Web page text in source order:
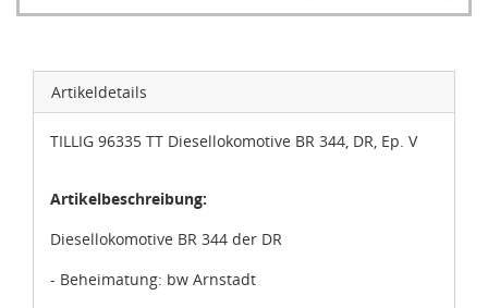
Artikeldetails
TILLIG 96335 TT Diesellokomotive BR 344, DR, Ep. V
Artikelbeschreibung:
Diesellokomotive BR 344 der DR
- Beheimatung: bw Arnstadt